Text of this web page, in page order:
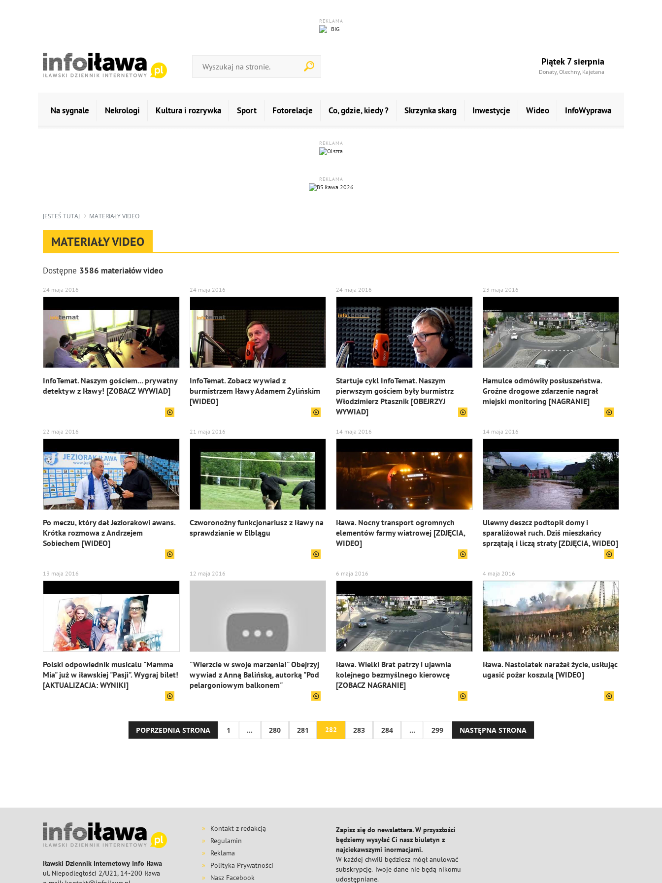
REKLAMA
Piątek 7 sierpnia
Donaty, Olechny, Kajetana
Na sygnale Nekrologi Kultura i rozrywka Sport Fotorelacje Co, gdzie, kiedy ? Skrzynka skarg Inwestycje Wideo InfoWyprawa
REKLAMA
REKLAMA
JESTEŚ TUTAJ MATERIAŁY VIDEO
MATERIAŁY VIDEO
Dostępne 3586 materiałów video
24 maja 2016
InfoTemat. Naszym gościem... prywatny
detektyw z Iławy! [ZOBACZ WYWIAD]
24 maja 2016
InfoTemat. Zobacz wywiad z
burmistrzem Iławy Adamem Żylińskim
[WIDEO]
24 maja 2016
Startuje cykl InfoTemat. Naszym
pierwszym gościem były burmistrz
Włodzimierz Ptasznik [OBEJRZYJ
WYWIAD]
23 maja 2016
Hamulce odmówiły posłuszeństwa.
Groźne drogowe zdarzenie nagrał
miejski monitoring [NAGRANIE]
22 maja 2016
Po meczu, który dał Jeziorakowi awans.
Krótka rozmowa z Andrzejem
Sobiechem [WIDEO]
21 maja 2016
Czworonożny funkcjonariusz z Iławy na
sprawdzianie w Elblągu
14 maja 2016
Iława. Nocny transport ogromnych
elementów farmy wiatrowej [ZDJĘCIA,
WIDEO]
14 maja 2016
Ulewny deszcz podtopił domy i
sparaliżował ruch. Dziś mieszkańcy
sprzątają i liczą straty [ZDJĘCIA, WIDEO]
13 maja 2016
Polski odpowiednik musicalu "Mamma
Mia" już w iławskiej "Pasji". Wygraj bilet!
[AKTUALIZACJA: WYNIKI]
12 maja 2016
"Wierzcie w swoje marzenia!" Obejrzyj
wywiad z Anną Balińską, autorką "Pod
pelargoniowym balkonem"
6 maja 2016
Iława. Wielki Brat patrzy i ujawnia
kolejnego bezmyślnego kierowcę
[ZOBACZ NAGRANIE]
4 maja 2016
Iława. Nastolatek narażał życie, usiłując
ugasić pożar koszulą [WIDEO]
POPRZEDNIA STRONA 1 ... 280 281 282 283 284 ... 299 NASTĘPNA STRONA
Iławski Dziennik Internetowy Info Iława
ul. Niepodległości 2/U21, 14-200 Iława
Kontakt z redakcją
Regulamin
Reklama
Polityka Prywatności
Nasz Facebook
Zapisz się do newslettera. W przyszłości
będziemy wysyłać Ci nasz biuletyn z
najciekawszymi inormacjami.
W każdej chwili będziesz mógł anulować
subskrypcję. Twoje dane nie będą nikomu
udostępniane.